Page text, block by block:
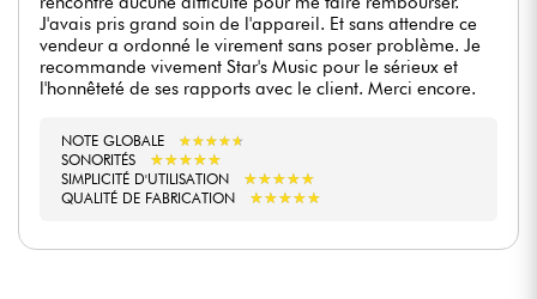
J'avais pris grand soin de l'appareil. Et sans attendre ce
vendeur a ordonné le virement sans poser problème. Je
recommande vivement Star's Music pour le sérieux et
l'honnêteté de ses rapports avec le client. Merci encore.
NOTE GLOBALE ★★★★★
★★★★★
SONORITÉS
★★★★★
★★★★★
SIMPLICITÉ D'UTILISATION ★★★★★
★★★★★
QUALITÉ DE FABRICATION ★★★★★
★★★★★